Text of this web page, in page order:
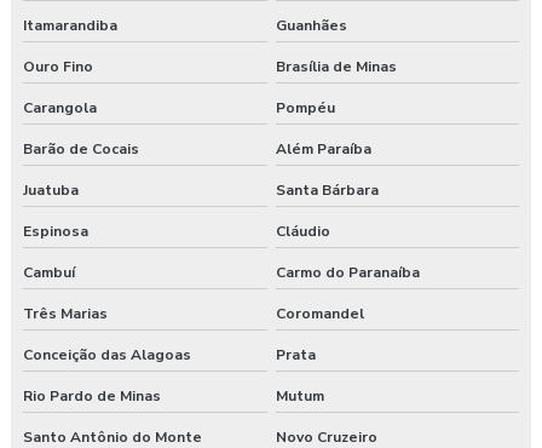
Plano de atendimento a emergência
Plano de atendimento a emergência em obras
Programa de gerenciamento de riscos
Programa de gerenciamento de riscos ambientais
Programa de gerenciamento de riscos no trabalho rural
Programa de gerenciamento de riscos nr
Programa de gerenciamento de riscos nr 1
Itamarandiba Guanhães
Ouro Fino Brasília de Minas
Carangola Pompéu
Barão de Cocais Além Paraíba
Juatuba Santa Bárbara
Espinosa Cláudio
Cambuí Carmo do Paranaíba
Três Marias Coromandel
Conceição das Alagoas Prata
Rio Pardo de Minas Mutum
Santo Antônio do Monte Novo Cruzeiro